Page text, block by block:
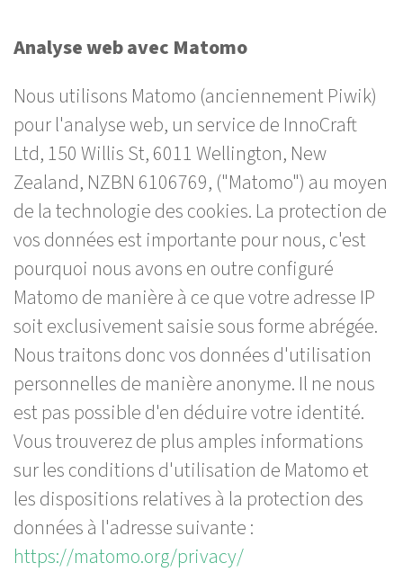
Analyse web avec Matomo
Nous utilisons Matomo (anciennement Piwik)
pour l'analyse web, un service de InnoCraft
Ltd, 150 Willis St, 6011 Wellington, New
Zealand, NZBN 6106769, ("Matomo") au moyen
de la technologie des cookies. La protection de
vos données est importante pour nous, c'est
pourquoi nous avons en outre configuré
Matomo de manière à ce que votre adresse IP
soit exclusivement saisie sous forme abrégée.
Nous traitons donc vos données d'utilisation
personnelles de manière anonyme. Il ne nous
est pas possible d'en déduire votre identité.
Vous trouverez de plus amples informations
sur les conditions d'utilisation de Matomo et
les dispositions relatives à la protection des
données à l'adresse suivante :
https://matomo.org/privacy/